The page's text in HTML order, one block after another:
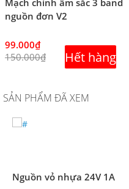
nguồn đơn V2
99.000₫
150.000₫
Hết hàng
SẢN PHẨM ĐÃ XEM
Nguồn vỏ nhựa 24V 1A